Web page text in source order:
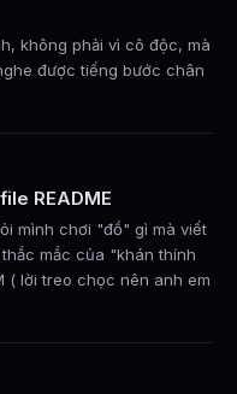
không phải vì cô độc, mà
được tiếng bước chân
README
mình chơi "đồ" gì mà viết
mắc của "khán thính
( lời treo chọc nên anh em